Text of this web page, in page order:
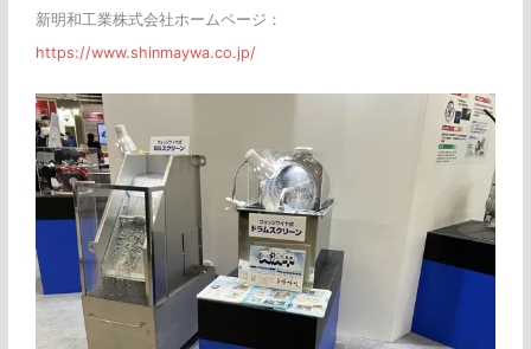
新明和工業株式会社ホームページ：
https://www.shinmaywa.co.jp/